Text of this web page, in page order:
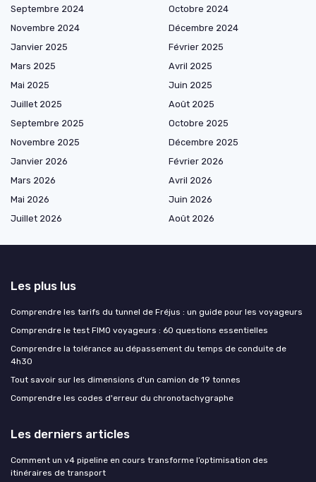
Septembre 2024
Octobre 2024
Novembre 2024
Décembre 2024
Janvier 2025
Février 2025
Mars 2025
Avril 2025
Mai 2025
Juin 2025
Juillet 2025
Août 2025
Septembre 2025
Octobre 2025
Novembre 2025
Décembre 2025
Janvier 2026
Février 2026
Mars 2026
Avril 2026
Mai 2026
Juin 2026
Juillet 2026
Août 2026
Les plus lus
Comprendre les tarifs du tunnel de Fréjus : un guide pour les voyageurs
Comprendre le test FIMO voyageurs : 60 questions essentielles
Comprendre la tolérance au dépassement du temps de conduite de
4h30
Tout savoir sur les dimensions d'un camion de 19 tonnes
Comprendre les codes d'erreur du chronotachygraphe
Les derniers articles
Comment un v4 pipeline en cours transforme l’optimisation des
itinéraires de transport